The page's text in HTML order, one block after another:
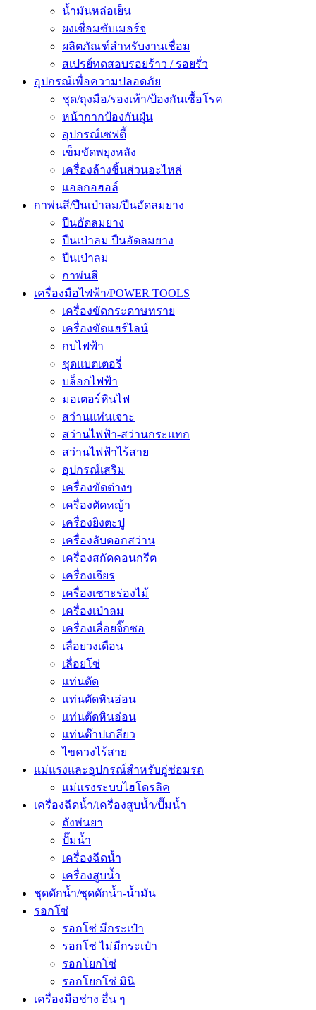
น้ำมันหล่อเย็น
ผงเชื่อมซับเมอร์จ
ผลิตภัณฑ์สำหรับงานเชื่อม
สเปรย์ทดสอบรอยร้าว / รอยรั่ว
อุปกรณ์เพื่อความปลอดภัย
ชุด/ถุงมือ/รองเท้า/ป้องกันเชื้อโรค
หน้ากากป้องกันฝุ่น
อุปกรณ์เซฟตี้
เข็มขัดพยุงหลัง
เครื่องล้างชิ้นส่วนอะไหล่
แอลกอฮอล์
กาพ่นสี/ปืนเป่าลม/ปืนอัดลมยาง
ปืนอัดลมยาง
ปืนเป่าลม ปืนอัดลมยาง
ปืนเป่าลม
กาพ่นสี
เครื่องมือไฟฟ้า/POWER TOOLS
เครื่องขัดกระดาษทราย
เครื่องขัดแฮร์ไลน์
กบไฟฟ้า
ชุดแบตเตอรี่
บล็อกไฟฟ้า
มอเตอร์หินไฟ
สว่านแท่นเจาะ
สว่านไฟฟ้า-สว่านกระแทก
สว่านไฟฟ้าไร้สาย
อุปกรณ์เสริม
เครื่องขัดต่างๆ
เครื่องตัดหญ้า
เครื่องยิงตะปู
เครื่องลับดอกสว่าน
เครื่องสกัดคอนกรีต
เครื่องเจียร
เครื่องเซาะร่องไม้
เครื่องเป่าลม
เครื่องเลื่อยจิ๊กซอ
เลื่อยวงเดือน
เลื่อยโซ่
แท่นตัด
แท่นตัดหินอ่อน
แท่นตัดหินอ่อน
แท่นต๊าปเกลียว
ไขควงไร้สาย
แม่แรงและอุปกรณ์สำหรับอู่ซ่อมรถ
แม่แรงระบบไฮโดรลิค
เครื่องฉีดน้ำ/เครื่องสูบน้ำ/ปั๊มน้ำ
ถังพ่นยา
ปั๊มน้ำ
เครื่องฉีดน้ำ
เครื่องสูบน้ำ
ชุดดักน้ำ/ชุดดักน้ำ-น้ำมัน
รอกโซ่
รอกโซ่ มีกระเป๋า
รอกโซ่ ไม่มีกระเป๋า
รอกโยกโซ่
รอกโยกโซ่ มินิ
เครื่องมือช่าง อื่น ๆ